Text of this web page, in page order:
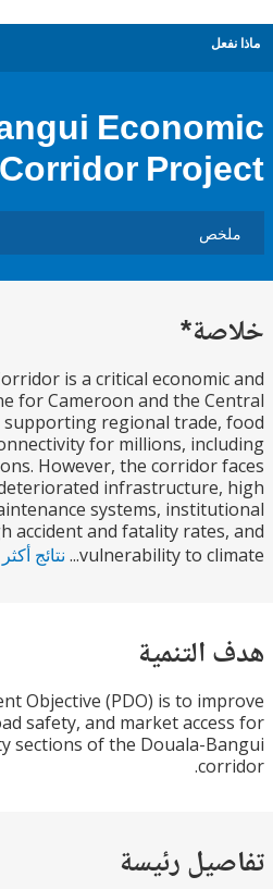
Bangui
Corridor
Corridor is a critical
lifeline for Cameroon and the
(CAR), supporting regional
and connectivity for millions,
However, the corridor
deteriorated
maintenance systems,
High accident and fatality
vulnerability to نتائج أكثر
Objective (PDO) is to
road safety, and market
sections of the Douala-
رئيسة